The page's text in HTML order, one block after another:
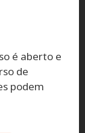
é aberto e
de
podem